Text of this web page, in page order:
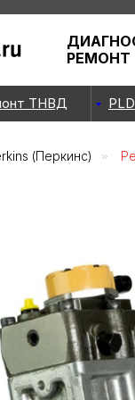
ТНВД
РЕМОНТ
(Перкинс) »